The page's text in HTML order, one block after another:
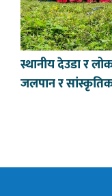
स्थानीय देउडा र
जलपान र